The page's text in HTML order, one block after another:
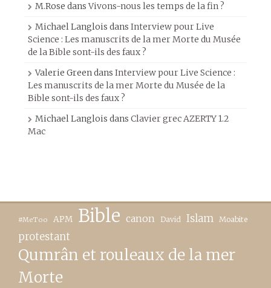
M.Rose dansVivons-nous les temps de la fin ?
Michael Langlois dans Interview pour Live
Science : Les manuscrits de la mer Morte du Musée
de la Bible sont-ils des faux ?
Valerie Greendans Interview pour Live Science :
Les manuscrits de la mer Morte du Musée de la
Bible sont-ils des faux ?
Michael Langlois dans Clavier grec AZERTY 1.2
Mac
#MeToo APM Bible canon David Islam Moabite
protestant
Qumrân et rouleaux de la mer
Morte